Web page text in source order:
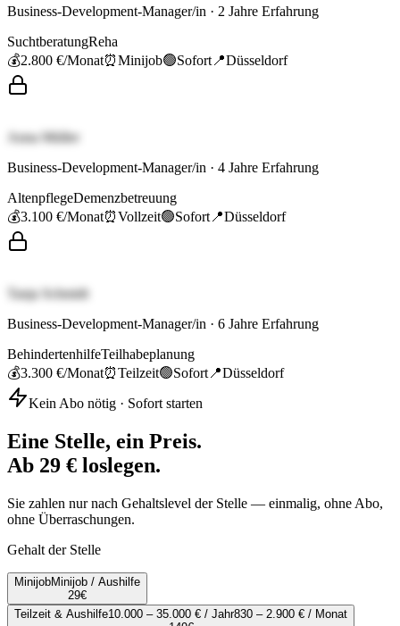
Business-Development-Manager/in · 2 Jahre Erfahrung
SuchtberatungReha
💰2.800 €/Monat⏰Minijob🟢Sofort 📍Düsseldorf
Anna Müller
Business-Development-Manager/in · 4 Jahre Erfahrung
AltenpflegeDemenzbetreuung
💰3.100 €/Monat⏰Vollzeit🟢Sofort 📍Düsseldorf
Tanja Schmidt
Business-Development-Manager/in · 6 Jahre Erfahrung
BehindertenhilfeTeilhabeplanung
💰3.300 €/Monat⏰Teilzeit🟢Sofort 📍Düsseldorf
Kein Abo nötig · Sofort starten
Eine Stelle, ein Preis.
Ab 29 € loslegen.
Sie zahlen nur nach Gehaltslevel der Stelle — einmalig, ohne Abo,
ohne Überraschungen.
Gehalt der Stelle
MinijobMinijob / Aushilfe
29€
Teilzeit & Aushilfe10.000 – 35.000 € / Jahr830 – 2.900 € / Monat